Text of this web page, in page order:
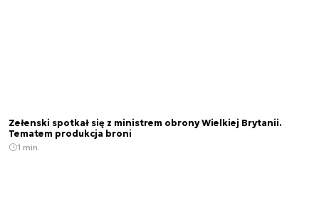
Zełenski spotkał się z ministrem obrony Wielkiej Brytanii.
Tematem produkcja broni
1 min.